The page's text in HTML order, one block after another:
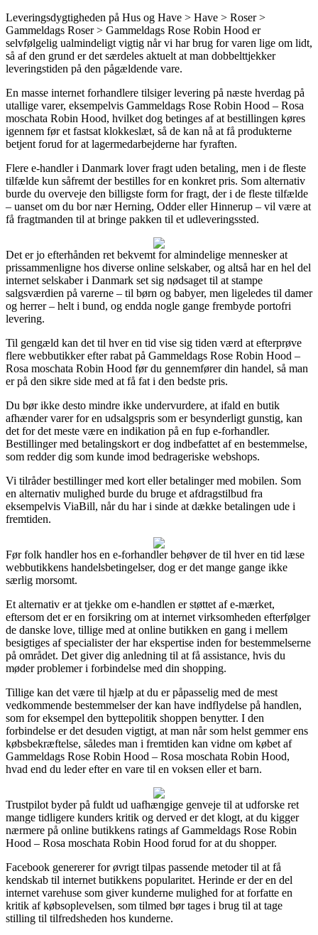
Leveringsdygtigheden på Hus og Have > Have > Roser >
Gammeldags Roser > Gammeldags Rose Robin Hood er
selvfølgelig ualmindeligt vigtig når vi har brug for varen lige om lidt,
så af den grund er det særdeles aktuelt at man dobbelttjekker
leveringstiden på den pågældende vare.
En masse internet forhandlere tilsiger levering på næste hverdag på
utallige varer, eksempelvis Gammeldags Rose Robin Hood – Rosa
moschata Robin Hood, hvilket dog betinges af at bestillingen køres
igennem før et fastsat klokkeslæt, så de kan nå at få produkterne
betjent forud for at lagermedarbejderne har fyraften.
Flere e-handler i Danmark lover fragt uden betaling, men i de fleste
tilfælde kun såfremt der bestilles for en konkret pris. Som alternativ
burde du overveje den billigste form for fragt, der i de fleste tilfælde
– uanset om du bor nær Herning, Odder eller Hinnerup – vil være at
få fragtmanden til at bringe pakken til et udleveringssted.
Det er jo efterhånden ret bekvemt for almindelige mennesker at
prissammenligne hos diverse online selskaber, og altså har en hel del
internet selskaber i Danmark set sig nødsaget til at stampe
salgsværdien på varerne – til børn og babyer, men ligeledes til damer
og herrer – helt i bund, og endda nogle gange frembyde portofri
levering.
Til gengæld kan det til hver en tid vise sig tiden værd at efterprøve
flere webbutikker efter rabat på Gammeldags Rose Robin Hood –
Rosa moschata Robin Hood før du gennemfører din handel, så man
er på den sikre side med at få fat i den bedste pris.
Du bør ikke desto mindre ikke undervurdere, at ifald en butik
afhænder varer for en udsalgspris som er besynderligt gunstig, kan
det for det meste være en indikation på en fup e-forhandler.
Bestillinger med betalingskort er dog indbefattet af en bestemmelse,
som redder dig som kunde imod bedrageriske webshops.
Vi tilråder bestillinger med kort eller betalinger med mobilen. Som
en alternativ mulighed burde du bruge et afdragstilbud fra
eksempelvis ViaBill, når du har i sinde at dække betalingen ude i
fremtiden.
Før folk handler hos en e-forhandler behøver de til hver en tid læse
webbutikkens handelsbetingelser, dog er det mange gange ikke
særlig morsomt.
Et alternativ er at tjekke om e-handlen er støttet af e-mærket,
eftersom det er en forsikring om at internet virksomheden efterfølger
de danske love, tillige med at online butikken en gang i mellem
besigtiges af specialister der har ekspertise inden for bestemmelserne
på området. Det giver dig anledning til at få assistance, hvis du
møder problemer i forbindelse med din shopping.
Tillige kan det være til hjælp at du er påpasselig med de mest
vedkommende bestemmelser der kan have indflydelse på handlen,
som for eksempel den byttepolitik shoppen benytter. I den
forbindelse er det desuden vigtigt, at man når som helst gemmer ens
købsbekræftelse, således man i fremtiden kan vidne om købet af
Gammeldags Rose Robin Hood – Rosa moschata Robin Hood,
hvad end du leder efter en vare til en voksen eller et barn.
Trustpilot byder på fuldt ud uafhængige genveje til at udforske ret
mange tidligere kunders kritik og derved er det klogt, at du kigger
nærmere på online butikkens ratings af Gammeldags Rose Robin
Hood – Rosa moschata Robin Hood forud for at du shopper.
Facebook genererer for øvrigt tilpas passende metoder til at få
kendskab til internet butikkens popularitet. Herinde er der en del
internet varehuse som giver kunderne mulighed for at forfatte en
kritik af købsoplevelsen, som tilmed bør tages i brug til at tage
stilling til tilfredsheden hos kunderne.